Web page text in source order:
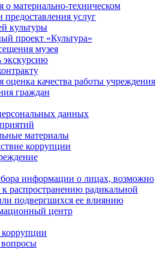
материально-техническом
предоставления услуг
культуры
проект «Культура»
музея
экскурсию
оценка качества работы учреждения
граждан
данных
материалы
коррупции
информации о лицах, возможно
распространению радикальной
подвергшихся ее влиянию
центр
вопросы